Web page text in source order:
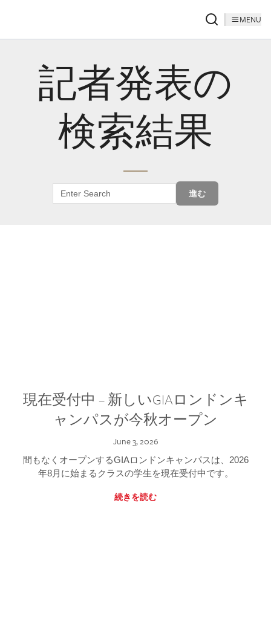
MENU
記者発表の
検索結果
進む
現在受付中 – 新しいGIAロンドンキ
ャンパスが今秋オープン
June 3, 2026
間もなくオープンするGIAロンドンキャンパスは、2026
年8月に始まるクラスの学生を現在受付中です。
続きを読む